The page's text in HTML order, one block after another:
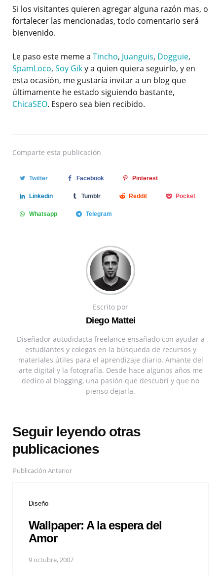
Si los visitantes quieren agregar alguna razón mas, o
fortalecer las mencionadas, todo comentario será
bienvenido.
Le paso este meme a Tincho, Juanguis, Dogguie,
SpamLoco, Soy Giky a quien quiera seguirlo, y en
esta ocasión, me gustaría invitar a un blog que
últimamente he estado siguiendo bastante,
ChicaSEO. Espero sea bien recibido.
Comparte esta publicación
Twitter Facebook Pinterest
Linkedin Tumblr Reddit Pocket
Whatsapp Telegram
Escrito por
Diego Mattei
Diseñador autodidacta freelance ensañado con ayudar a
estudiantes y colegas en la búsqueda de recursos y
materiales útiles para el aprendizaje diario. Amante del
arte digital y la fotografía. Desde hace algunos años me
dedico al blogging, una pasión que descubrí y que no
pienso dejarla.
Seguir leyendo otras
publicaciones
Publicación Anterior
Diseño
Wallpaper: A la espera del
Amor
9 octubre, 2007